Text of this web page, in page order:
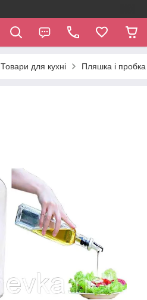
Товари для кухні Пляшка і